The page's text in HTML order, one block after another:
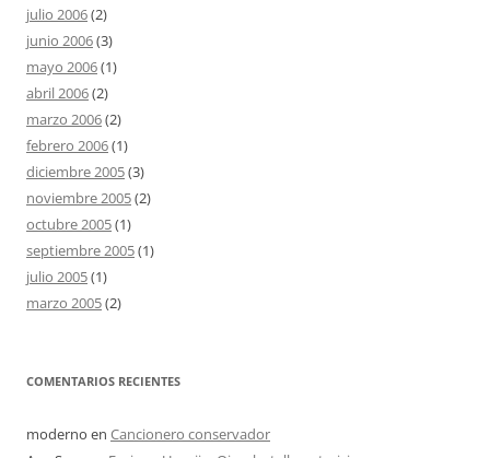
julio 2006(2)
junio 2006(3)
mayo 2006(1)
abril 2006(2)
marzo 2006(2)
febrero 2006(1)
diciembre 2005(3)
noviembre 2005(2)
octubre 2005(1)
septiembre 2005(1)
julio 2005(1)
marzo 2005(2)
COMENTARIOS RECIENTES
moderno en Cancionero conservador